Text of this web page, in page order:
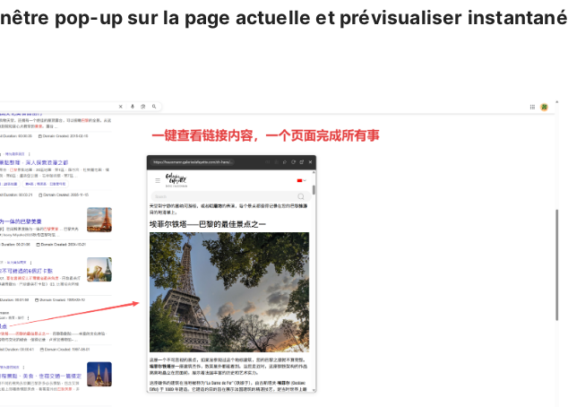
pop-up sur la page actuelle et prévisualiser